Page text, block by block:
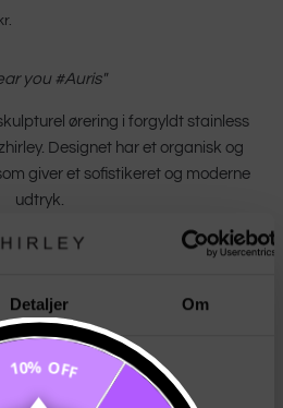
Detaljer Om
cookies
you #Auris"
ørering i forgyldt stainless
Designet har et organisk og
giver et sofistikeret og moderne
udtryk.
på en konkylie og havets naturlige
et iøjnefaldende statement, der
og stilrent look. Perfekt både til
særlige lejligheder.
10% OFF